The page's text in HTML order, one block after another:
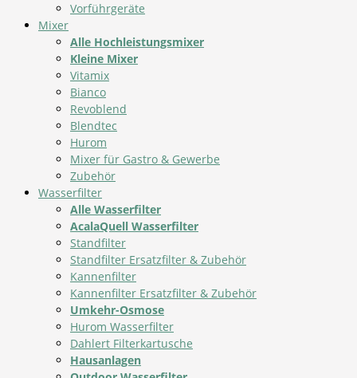
Vorführgeräte
Mixer
Alle Hochleistungsmixer
Kleine Mixer
Vitamix
Bianco
Revoblend
Blendtec
Hurom
Mixer für Gastro & Gewerbe
Zubehör
Wasserfilter
Alle Wasserfilter
AcalaQuell Wasserfilter
Standfilter
Standfilter Ersatzfilter & Zubehör
Kannenfilter
Kannenfilter Ersatzfilter & Zubehör
Umkehr-Osmose
Hurom Wasserfilter
Dahlert Filterkartusche
Hausanlagen